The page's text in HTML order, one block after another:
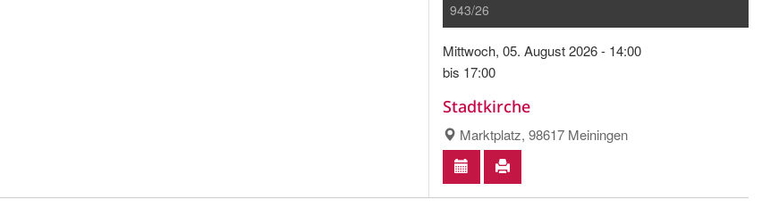
943/26
Mittwoch, 05. August 2026 - 14:00
bis 17:00
Stadtkirche
Marktplatz, 98617 Meiningen